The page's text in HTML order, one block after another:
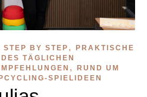
BY STEP ,
PRAKTISCHE
TÄGLICHEN
,
RUND UM
SPIELIDEEN